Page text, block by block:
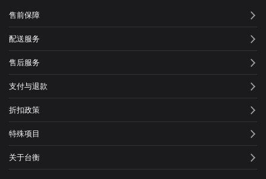
售前保障
配送服务
售后服务
支付与退款
折扣政策
特殊项目
关于台衡